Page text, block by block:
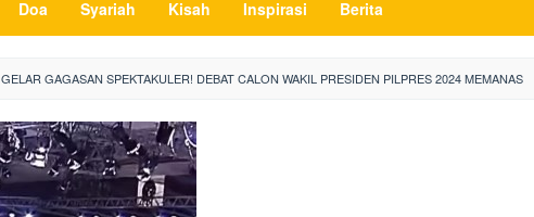
Doa Syariah Kisah Inspirasi Berita
GELAR GAGASAN SPEKTAKULER! DEBAT CALON WAKIL PRESIDEN PILPRES 2024 MEMANAS